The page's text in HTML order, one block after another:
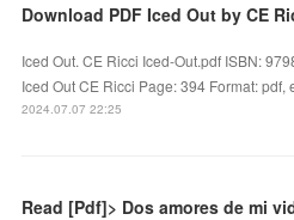
Download PDF Iced Out by CE
Iced Out. CE Ricci Iced-Out.pdf ISBN:
Iced Out CE Ricci Page: 394 Format: pdf,
2024.07.07 22:25